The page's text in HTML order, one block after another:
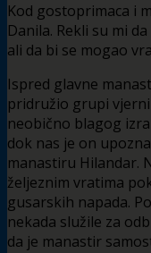
Kod gostoprimaca i
Danila. Rekli su mi
ali da bi se mogao
Ispred glavne
pridružio grupi
neobično blagog
dok nas je on
manastiru Hilandar.
željeznim vratima
gusarskih napada.
nekada služile za
da je manastir